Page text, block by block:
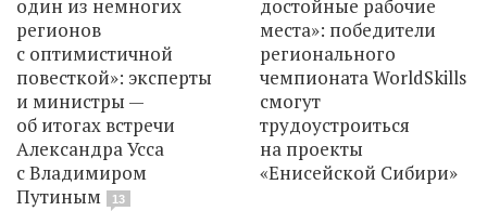
один из немногих
регионов
с оптимистичной
повесткой»: эксперты
и министры —
об итогах встречи
Александра Усса
с Владимиром
Путиным
13
достойные рабочие
места»: победители
регионального
чемпионата WorldSkills
смогут
трудоустроиться
на проекты
«Енисейской Сибири»